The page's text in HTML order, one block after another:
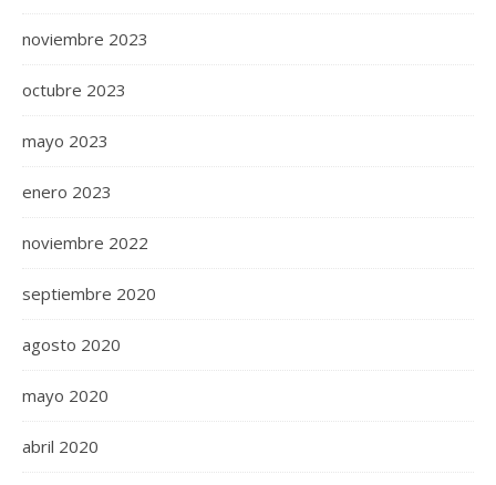
noviembre 2023
octubre 2023
mayo 2023
enero 2023
noviembre 2022
septiembre 2020
agosto 2020
mayo 2020
abril 2020